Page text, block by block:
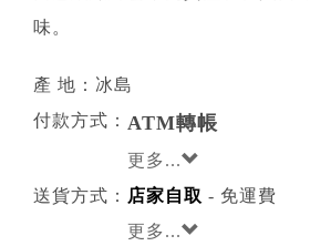
味。
產 地：冰島
付款方式： ATM轉帳
更多...
送貨方式： 店家自取 - 免運費
更多...